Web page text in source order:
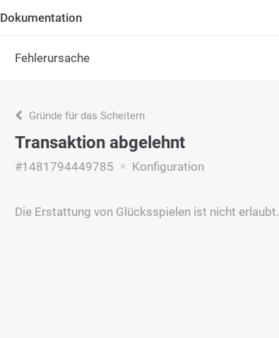
Dokumentation
Fehlerursache
Gründe für das Scheitern
Transaktion abgelehnt
#1481794449785 Konfiguration
Die Erstattung von Glücksspielen ist nicht erlaubt.